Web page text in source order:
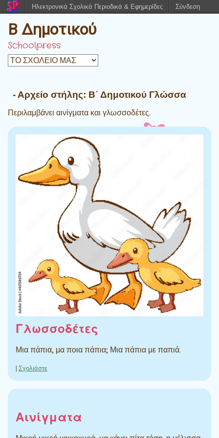
Β Δημοτικού
Schoolpress
- Αρχείο στήλης: Β΄ Δημοτικού Γλώσσα
Περιλαμβάνει αινίγματα και γλωσσοδέτες.
Γλωσσοδέτες
Μια πάπια, μα ποια πάπια; Μια πάπια με παπιά.
| Σχολιάστε
Αινίγματα
Ηλεκτρονικά Σχολικά Περιοδικά & Εφημερίδες Σύνδεση